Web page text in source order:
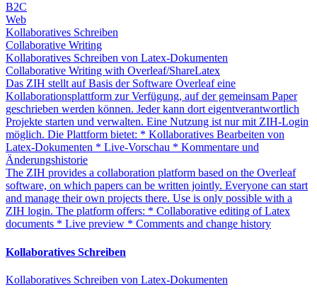
B2C
Web
Kollaboratives Schreiben
Collaborative Writing
Kollaboratives Schreiben von Latex-Dokumenten
Collaborative Writing with Overleaf/ShareLatex
Das ZIH stellt auf Basis der Software Overleaf eine
Kollaborationsplattform zur Verfügung, auf der gemeinsam Paper
geschrieben werden können. Jeder kann dort eigentverantwortlich
Projekte starten und verwalten. Eine Nutzung ist nur mit ZIH-Login
möglich. Die Plattform bietet: * Kollaboratives Bearbeiten von
Latex-Dokumenten * Live-Vorschau * Kommentare und
Änderungshistorie
The ZIH provides a collaboration platform based on the Overleaf
software, on which papers can be written jointly. Everyone can start
and manage their own projects there. Use is only possible with a
ZIH login. The platform offers: * Collaborative editing of Latex
documents * Live preview * Comments and change history
Kollaboratives Schreiben
Kollaboratives Schreiben von Latex-Dokumenten